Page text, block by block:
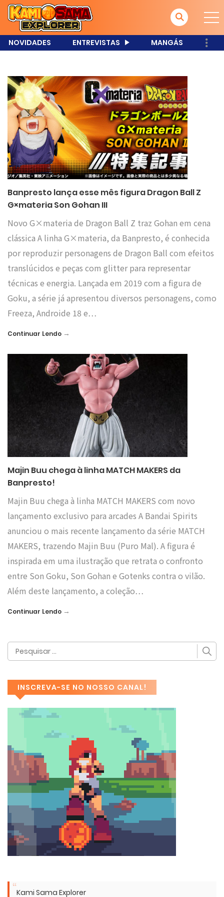
NOVIDADES ENTREVISTAS MANGÁS
Banpresto lança esse mês figura Dragon Ball Z
G×materia Son Gohan III
Novo G×materia de Dragon Ball Z traz Gohan em cena
clássica A linha G×materia, da Banpresto, é conhecida
por reproduzir personagens de Dragon Ball com efeitos
translúcidos e peças com glitter para representar
técnicas e energia. Lançada em 2019 com a figura de
Goku, a série já apresentou diversos personagens, como
Freeza, Androide 18 e…
Continuar Lendo →
Majin Buu chega à linha MATCH MAKERS da
Banpresto!
Majin Buu chega à linha MATCH MAKERS com novo
lançamento exclusivo para arcades A Bandai Spirits
anunciou o mais recente lançamento da série MATCH
MAKERS, trazendo Majin Buu (Puro Mal). A figura é
inspirada em uma ilustração que retrata o confronto
entre Son Goku, Son Gohan e Gotenks contra o vilão.
Além deste lançamento, a coleção…
Continuar Lendo →
INSCREVA-SE NO NOSSO CANAL!
Kami Sama Explorer